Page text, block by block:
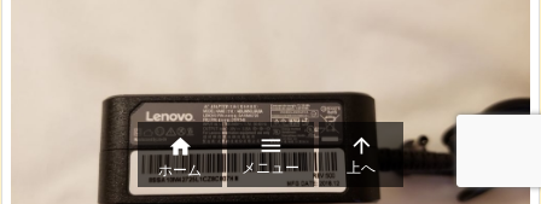

ホーム

メニュー

上へ